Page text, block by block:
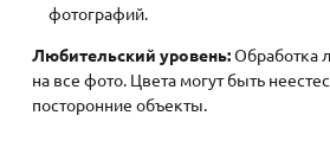
фотографий.
Любительский уровень:Обработка
на все фото. Цвета могут быть
посторонние объекты.